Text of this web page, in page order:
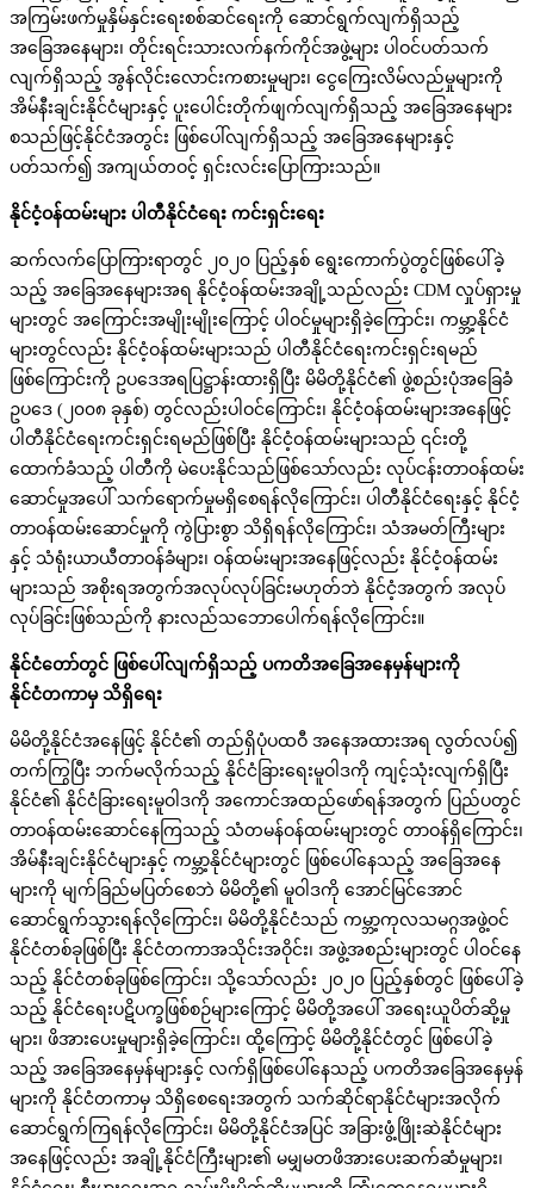
အကြမ်းဖက်မှုနှိမ်နှင်းရေးစစ်ဆင်ရေးကို ဆောင်ရွက်လျက်ရှိသည့်
အခြေအနေများ၊ တိုင်းရင်းသားလက်နက်ကိုင်အဖွဲ့များ ပါဝင်ပတ်သက်
လျက်ရှိသည့် အွန်လိုင်းလောင်းကစားမှုများ၊ ငွေကြေးလိမ်လည်မှုများကို
အိမ်နီးချင်းနိုင်ငံများနှင့် ပူးပေါင်းတိုက်ဖျက်လျက်ရှိသည့် အခြေအနေများ
စသည်ဖြင့်နိုင်ငံအတွင်း ဖြစ်ပေါ်လျက်ရှိသည့် အခြေအနေများနှင့်
ပတ်သက်၍ အကျယ်တဝင့် ရှင်းလင်းပြောကြားသည်။
နိုင်ငံ့ဝန်ထမ်းများ ပါတီနိုင်ငံရေး ကင်းရှင်းရေး
ဆက်လက်ပြောကြားရာတွင် ၂၀၂၀ ပြည့်နှစ် ရွေးကောက်ပွဲတွင်ဖြစ်ပေါ်ခဲ့
သည့် အခြေအနေများအရ နိုင်ငံ့ဝန်ထမ်းအချို့သည်လည်း CDM လှုပ်ရှားမှု
များတွင် အကြောင်းအမျိုးမျိုးကြောင့် ပါဝင်မှုများရှိခဲ့ကြောင်း၊ ကမ္ဘာ့နိုင်ငံ
များတွင်လည်း နိုင်ငံ့ဝန်ထမ်းများသည် ပါတီနိုင်ငံရေးကင်းရှင်းရမည်
ဖြစ်ကြောင်းကို ဥပဒေအရပြဋ္ဌာန်းထားရှိပြီး မိမိတို့နိုင်ငံ၏ ဖွဲ့စည်းပုံအခြေခံ
ဥပဒေ (၂၀၀၈ ခုနှစ်) တွင်လည်းပါဝင်ကြောင်း၊ နိုင်ငံ့ဝန်ထမ်းများအနေဖြင့်
ပါတီနိုင်ငံရေးကင်းရှင်းရမည်ဖြစ်ပြီး နိုင်ငံ့ဝန်ထမ်းများသည် ၎င်းတို့
ထောက်ခံသည့် ပါတီကို မဲပေးနိုင်သည်ဖြစ်သော်လည်း လုပ်ငန်းတာဝန်ထမ်း
ဆောင်မှုအပေါ် သက်ရောက်မှုမရှိစေရန်လိုကြောင်း၊ ပါတီနိုင်ငံရေးနှင့် နိုင်ငံ့
တာဝန်ထမ်းဆောင်မှုကို ကွဲပြားစွာ သိရှိရန်လိုကြောင်း၊ သံအမတ်ကြီးများ
နှင့် သံရုံးယာယီတာဝန်ခံများ၊ ဝန်ထမ်းများအနေဖြင့်လည်း နိုင်ငံ့ဝန်ထမ်း
များသည် အစိုးရအတွက်အလုပ်လုပ်ခြင်းမဟုတ်ဘဲ နိုင်ငံ့အတွက် အလုပ်
လုပ်ခြင်းဖြစ်သည်ကို နားလည်သဘောပေါက်ရန်လိုကြောင်း။
နိုင်ငံတော်တွင် ဖြစ်ပေါ်လျက်ရှိသည့် ပကတိအခြေအနေမှန်များကို
နိုင်ငံတကာမှ သိရှိရေး
မိမိတို့နိုင်ငံအနေဖြင့် နိုင်ငံ၏ တည်ရှိပုံပထဝီ အနေအထားအရ လွတ်လပ်၍
တက်ကြွပြီး ဘက်မလိုက်သည့် နိုင်ငံခြားရေးမူဝါဒကို ကျင့်သုံးလျက်ရှိပြီး
နိုင်ငံ၏ နိုင်ငံခြားရေးမူဝါဒကို အကောင်အထည်ဖော်ရန်အတွက် ပြည်ပတွင်
တာဝန်ထမ်းဆောင်နေကြသည့် သံတမန်ဝန်ထမ်းများတွင် တာဝန်ရှိကြောင်း၊
အိမ်နီးချင်းနိုင်ငံများနှင့် ကမ္ဘာ့နိုင်ငံများတွင် ဖြစ်ပေါ်နေသည့် အခြေအနေ
များကို မျက်ခြည်မပြတ်စေဘဲ မိမိတို့၏ မူဝါဒကို အောင်မြင်အောင်
ဆောင်ရွက်သွားရန်လိုကြောင်း၊ မိမိတို့နိုင်ငံသည် ကမ္ဘာ့ကုလသမဂ္ဂအဖွဲ့ဝင်
နိုင်ငံတစ်ခုဖြစ်ပြီး နိုင်ငံတကာအသိုင်းအဝိုင်း၊ အဖွဲ့အစည်းများတွင် ပါဝင်နေ
သည့် နိုင်ငံတစ်ခုဖြစ်ကြောင်း၊ သို့သော်လည်း ၂၀၂၀ ပြည့်နှစ်တွင် ဖြစ်ပေါ်ခဲ့
သည့် နိုင်ငံရေးပဋိပက္ခဖြစ်စဉ်များကြောင့် မိမိတို့အပေါ် အရေးယူပိတ်ဆို့မှု
များ၊ ဖိအားပေးမှုများရှိခဲ့ကြောင်း၊ ထို့ကြောင့် မိမိတို့နိုင်ငံတွင် ဖြစ်ပေါ်ခဲ့
သည့် အခြေအနေမှန်များနှင့် လက်ရှိဖြစ်ပေါ်နေသည့် ပကတိအခြေအနေမှန်
များကို နိုင်ငံတကာမှ သိရှိစေရေးအတွက် သက်ဆိုင်ရာနိုင်ငံများအလိုက်
ဆောင်ရွက်ကြရန်လိုကြောင်း၊ မိမိတို့နိုင်ငံအပြင် အခြားဖွံ့ဖြိုးဆဲနိုင်ငံများ
အနေဖြင့်လည်း အချို့နိုင်ငံကြီးများ၏ မမျှမတဖိအားပေးဆက်ဆံမှုများ၊